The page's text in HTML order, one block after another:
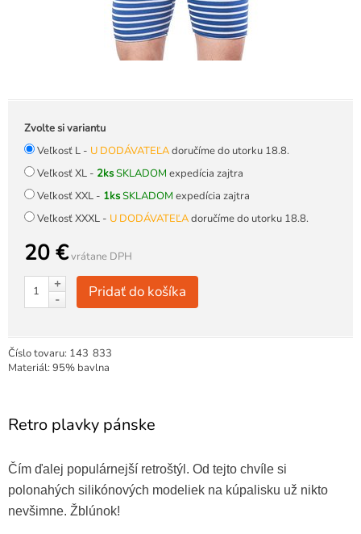
Zvolte si variantu
Veľkosť L - U DODÁVATEĽAdoručíme do utorku 18.8.
Veľkosť XL - 2ksSKLADOM expedícia zajtra
Veľkosť XXL - 1ksSKLADOM expedícia zajtra
Veľkosť XXXL - U DODÁVATEĽAdoručíme do utorku 18.8.
20 €vrátane DPH
+
-
Pridať do košíka
Číslo tovaru: 143 833
Materiál: 95% bavlna
Retro plavky pánske
Čím ďalej populárnejší retroštýl. Od tejto chvíle si
polonahých silikónových modeliek na kúpalisku už nikto
nevšimne. Žblúnok!